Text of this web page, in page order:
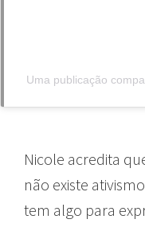
Nicole acredita
não existe
tem algo para